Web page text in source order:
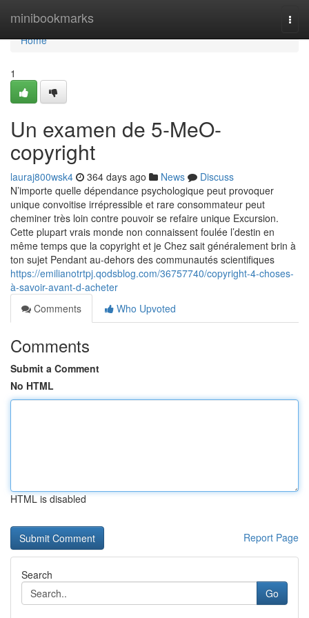
minibookmarks
Home
Home
1
Un examen de 5-MeO-
copyright
lauraj800wsk4 364 days ago News
Discuss
N’importe quelle dépendance psychologique peut provoquer
unique convoitise irrépressible et rare consommateur peut
cheminer très loin contre pouvoir se refaire unique Excursion.
Cette plupart vrais monde non connaissent foulée l’destin en
même temps que la copyright et je Chez sait généralement brin à
ton sujet Pendant au-dehors des communautés scientifiques
https://emilianotrtpj.qodsblog.com/36757740/copyright-4-choses-
à-savoir-avant-d-acheter
Comments
Who Upvoted
Comments
Submit a Comment
No HTML
HTML is disabled
Report Page
Search
Go